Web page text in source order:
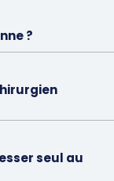
?
seul au